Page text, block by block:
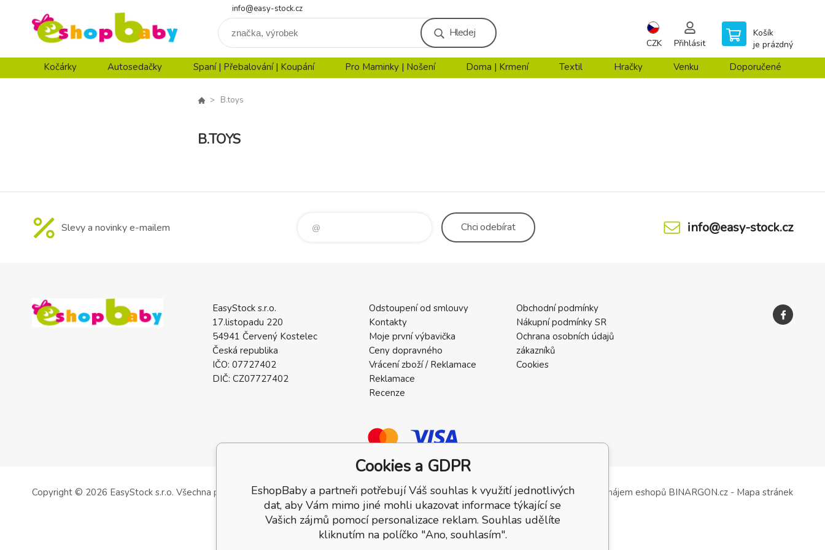
info@easy-stock.cz
Hledej
CZK Přihlásit
Košík
je prázdný
Kočárky Autosedačky Spaní | Přebalování | Koupání Pro Maminky | Nošení Doma | Krmení Textil Hračky Venku Doporučené
B.toys
B.TOYS
Slevy a novinky e-mailem Chciodebírat info@easy-stock.cz
EasyStock s.r.o.
17.listopadu 220
54941 Červený Kostelec
Česká republika
IČO: 07727402
DIČ: CZ07727402
Odstoupení od smlouvy
Kontakty
Moje první výbavička
Ceny dopravného
Vrácení zboží / Reklamace
Reklamace
Recenze
Obchodní podmínky
Nákupní podmínky SR
Ochrana osobních údajů
zákazníků
Cookies
Copyright © 2026 EasyStock s.r.o. Všechna práva vyhrazena. Tvorba a pronájem eshopů BINARGON.cz - Mapa stránek
Cookies a GDPR
EshopBaby a partneři potřebují Váš souhlas k využití jednotlivých
dat, aby Vám mimo jiné mohli ukazovat informace týkající se
Vašich zájmů pomocí personalizace reklam. Souhlas udělíte
kliknutím na políčko "Ano, souhlasím".